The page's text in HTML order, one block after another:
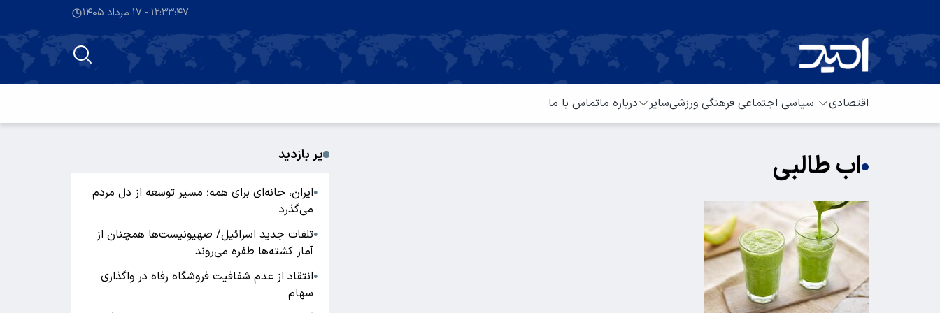
۱۲:۳۳:۴۸ - ۱۷ مرداد ۱۴۰۵
اقتصادی سیاسی اجتماعی فرهنگی ورزشیسایر درباره ماتماس با ما
اب طالبی پر بازدید
●ایران، خانه‌ای برای همه؛ مسیر توسعه از دل مردم
می‌گذرد
●تلفات جدید اسرائیل/ صهیونیست‌ها همچنان از
آمار کشته‌ها طفره می‌روند
●انتقاد از عدم شفافیت فروشگاه رفاه در واگذاری
سهام